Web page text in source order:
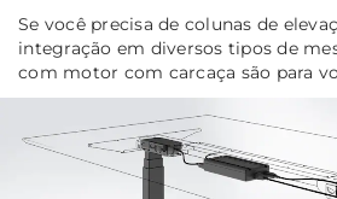
Se você precisa de colunas de
integração em diversos tipos de
com motor com carcaça são para